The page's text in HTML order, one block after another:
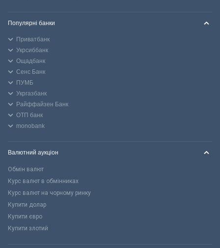
Популярні банки
Приватбанк
Укрсиббанк
Ощадбанк
Сенс Банк
ПУМБ
Укргазбанк
Райффайзен Банк
ОТП банк
monobank
Валютний аукціон
Обмін валют
Курс валют в обмінниках
Курс валют на чорному ринку
Купити долар
Купити євро
Купити злотий